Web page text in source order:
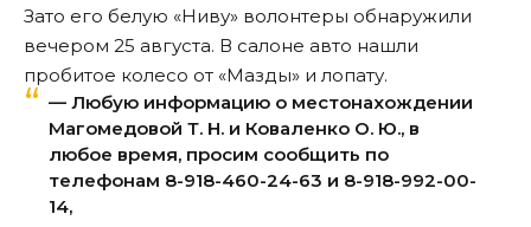
Зато его белую «Ниву» волонтеры обнаружили
вечером 25 августа. В салоне авто нашли
пробитое колесо от «Мазды» и лопату.
— Любую информацию о местонахождении
Магомедовой Т. Н. и Коваленко О. Ю., в
любое время, просим сообщить по
телефонам 8-918-460-24-63 и 8-918-992-00-
14,